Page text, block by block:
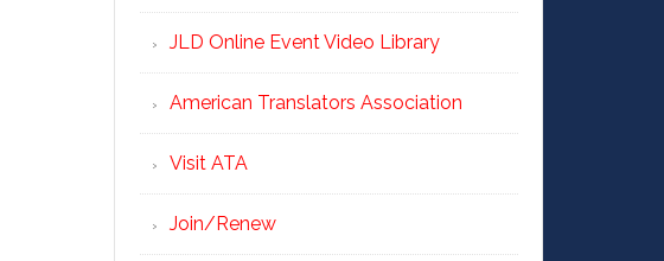
JLD Online Event Video Library
American Translators Association
Visit ATA
Join/Renew